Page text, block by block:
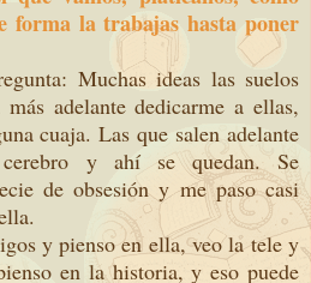
forma la trabajas hasta poner
Muchas ideas las suelos
adelante dedicarme a ellas,
cuaja. Las que salen adelante
y ahí se quedan. Se
de obsesión y me paso casi
y pienso en ella, veo la tele y
en la historia, y eso puede